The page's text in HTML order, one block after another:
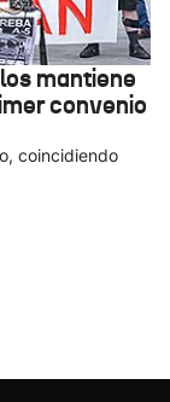
mantiene
convenio
coincidiendo